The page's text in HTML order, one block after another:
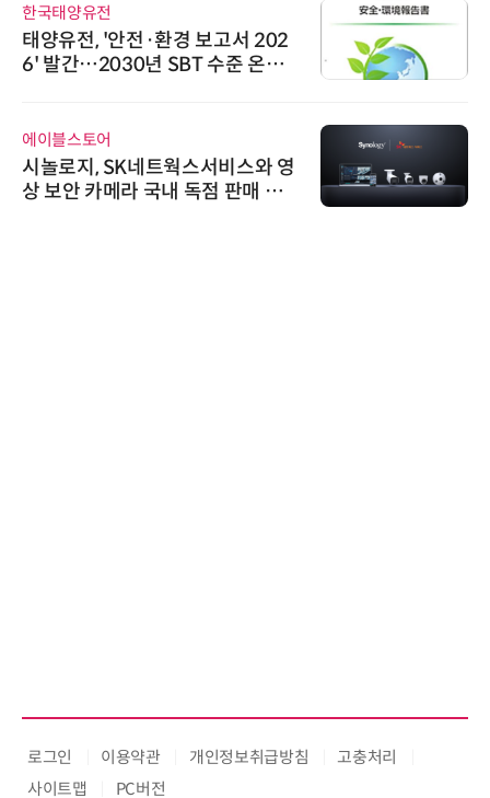
한국태양유전
태양유전, '안전·환경 보고서 202
6' 발간…2030년 SBT 수준 온실
에이블스토어
시놀로지, SK네트웍스서비스와 영
상 보안 카메라 국내 독점 판매 파
로그인 이용약관 개인정보취급방침
고충처리
사이트맵
PC버전